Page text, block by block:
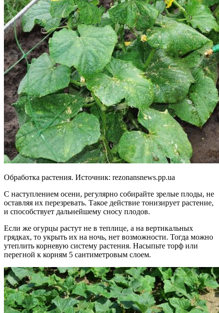
Обработка растения. Источник: rezonansnews.pp.ua
С наступлением осени, регулярно собирайте зрелые плоды, не
оставляя их перезревать. Такое действие тонизирует растение,
и способствует дальнейшему сносу плодов.
Если же огурцы растут не в теплице, а на вертикальных
грядках, то укрыть их на ночь, нет возможности. Тогда можно
утеплить корневую систему растения. Насыпьте торф или
перегной к корням 5 сантиметровым слоем.